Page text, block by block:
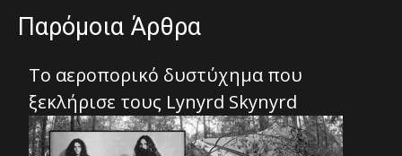
Παρόμοια Άρθρα
Το αεροπορικό δυστύχημα που
ξεκλήρισε τους Lynyrd Skynyrd